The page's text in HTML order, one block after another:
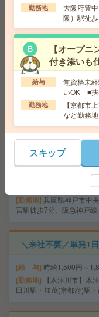
ピタッと12時まで
給 与
時給1400円＋
給与の前払いが可能な速
交通費 交通費支給あり
勤務地 京都府京都市伏
時給1500円《未経
ック作業[派遣]
給 与 時給1500円＋
給与の前払いが可能な速
交通費支給あり
勤務地 兵庫県神戸市中
宮駅徒歩7分、阪急神戸
＼来社不要／単発1
給 与 時給1,500円～
勤務地
【木津川市】木
田川駅・加茂(京都府)駅
勤務地
大阪府豊
阪）駅徒
公園駅徒
【オープ
付き添いも
給与
無資格未
いOK ■扶
以上
勤務地
【京都市
など勤務地
スキップ